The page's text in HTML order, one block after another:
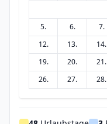
5.
6. 7.
12.
13. 14.
19.
20. 21.
26.
27. 28.